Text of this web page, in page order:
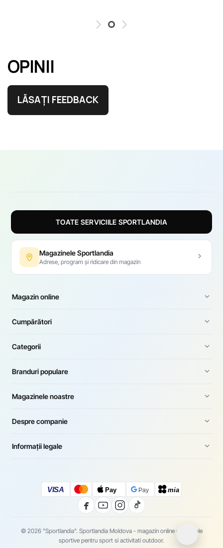
OPINII
LĂSAȚI FEEDBACK
TOATE SERVICIILE SPORTLANDIA
Magazinele Sportlandia
Adrese, program și ridicare din magazin
Magazin online
Cumpărători
Categorii
Branduri populare
Magazinele noastre
Despre companie
Informații legale
VISA Pay Pay mia
© 2026 "Sportlandia". Sportlandia Moldova - magazin online de articole
sportive pentru sport si activitati outdoor.